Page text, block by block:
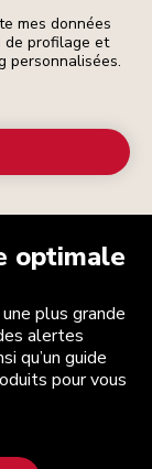
mes données
de profilage et
personnalisées.
optimale
plus grande
alertes
qu’un guide
pour vous